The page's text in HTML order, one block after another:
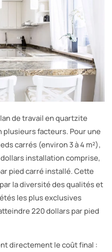
de travail en quartzite
facteurs. Pour une
carrés (environ 3 à 4 m²),
installation comprise,
pied carré installé. Cette
la diversité des qualités et
les plus exclusives
220 dollars par pied
directement le coût final :